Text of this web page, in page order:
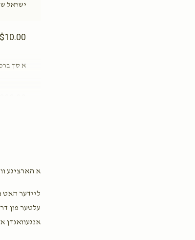
ישראל
$10.00
א סך
א הארציגע
ליידער האט
עלטער פון
אנגעוואנדן